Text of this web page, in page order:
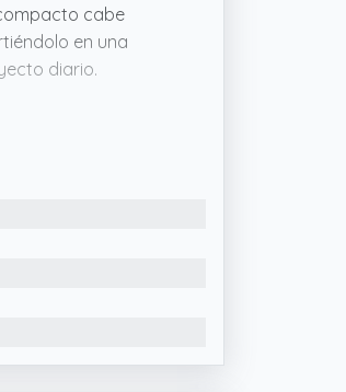
cabe
en una
diario.
cuenta con 4
incluye 2
para
para compartir en